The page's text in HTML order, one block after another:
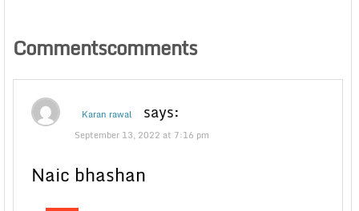
Commentscomments
Karan rawal says:
September 13, 2022 at 7:16 pm
Naic bhashan